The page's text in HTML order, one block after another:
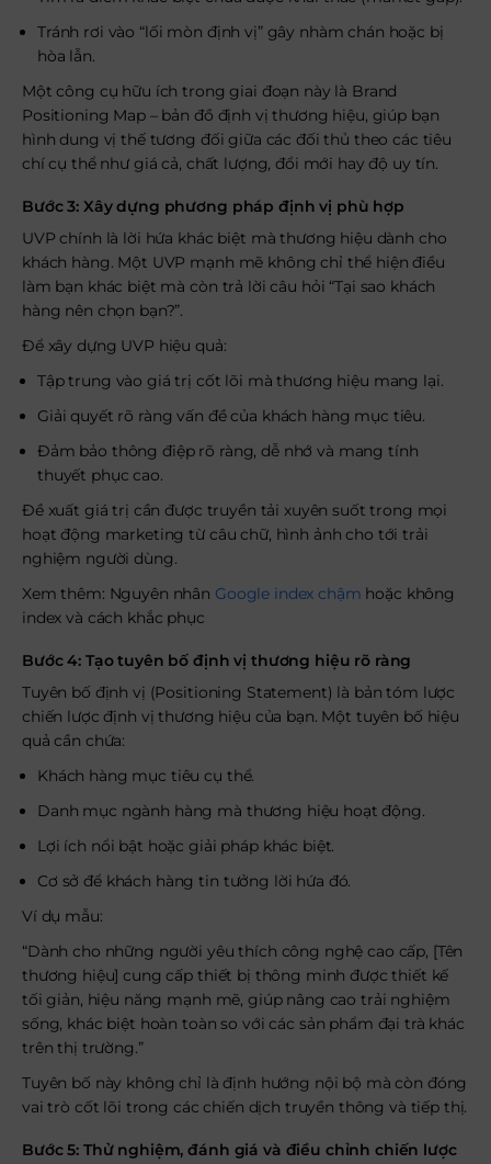
Tránh rơi vào “lối mòn định vị” gây nhàm chán hoặc bị
hòa lẫn.
Một công cụ hữu ích trong giai đoạn này là Brand
Positioning Map – bản đồ định vị thương hiệu, giúp bạn
hình dung vị thế tương đối giữa các đối thủ theo các tiêu
chí cụ thể như giá cả, chất lượng, đổi mới hay độ uy tín.
Bước 3: Xây dựng phương pháp định vị phù hợp
UVP chính là lời hứa khác biệt mà thương hiệu dành cho
khách hàng. Một UVP mạnh mẽ không chỉ thể hiện điều
làm bạn khác biệt mà còn trả lời câu hỏi “Tại sao khách
hàng nên chọn bạn?”.
Để xây dựng UVP hiệu quả:
Tập trung vào giá trị cốt lõi mà thương hiệu mang lại.
Giải quyết rõ ràng vấn đề của khách hàng mục tiêu.
Đảm bảo thông điệp rõ ràng, dễ nhớ và mang tính
thuyết phục cao.
Đề xuất giá trị cần được truyền tải xuyên suốt trong mọi
hoạt động marketing từ câu chữ, hình ảnh cho tới trải
nghiệm người dùng.
Xem thêm: Nguyên nhân Google index chậm hoặc không
index và cách khắc phục
Bước 4: Tạo tuyên bố định vị thương hiệu rõ ràng
Tuyên bố định vị (Positioning Statement) là bản tóm lược
chiến lược định vị thương hiệu của bạn. Một tuyên bố hiệu
quả cần chứa:
Khách hàng mục tiêu cụ thể.
Danh mục ngành hàng mà thương hiệu hoạt động.
Lợi ích nổi bật hoặc giải pháp khác biệt.
Cơ sở để khách hàng tin tưởng lời hứa đó.
Ví dụ mẫu:
“Dành cho những người yêu thích công nghệ cao cấp, [Tên
thương hiệu] cung cấp thiết bị thông minh được thiết kế
tối giản, hiệu năng mạnh mẽ, giúp nâng cao trải nghiệm
sống, khác biệt hoàn toàn so với các sản phẩm đại trà khác
trên thị trường.”
Tuyên bố này không chỉ là định hướng nội bộ mà còn đóng
vai trò cốt lõi trong các chiến dịch truyền thông và tiếp thị.
Bước 5: Thử nghiệm, đánh giá và điều chỉnh chiến lược